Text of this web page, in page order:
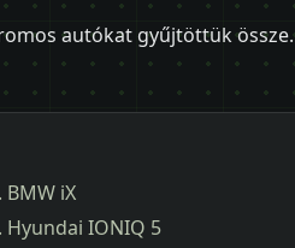
autókat gyűjtöttük össze.
BMW iX
Hyundai IONIQ 5